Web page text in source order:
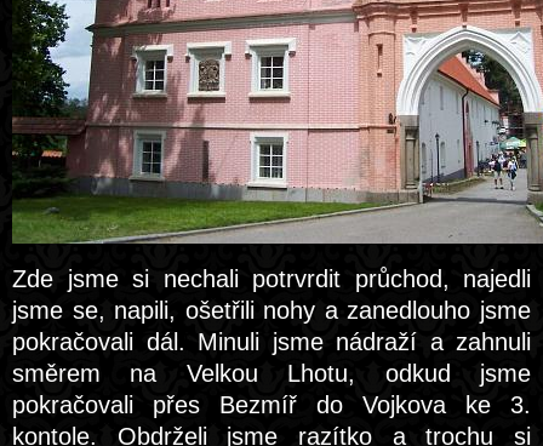
Zde jsme si nechali potrvrdit průchod, najedli
jsme se, napili, ošetřili nohy a zanedlouho jsme
pokračovali dál. Minuli jsme nádraží a zahnuli
směrem na Velkou Lhotu, odkud jsme
pokračovali přes Bezmíř do Vojkova ke 3.
kontole. Obdrželi jsme razítko a trochu si